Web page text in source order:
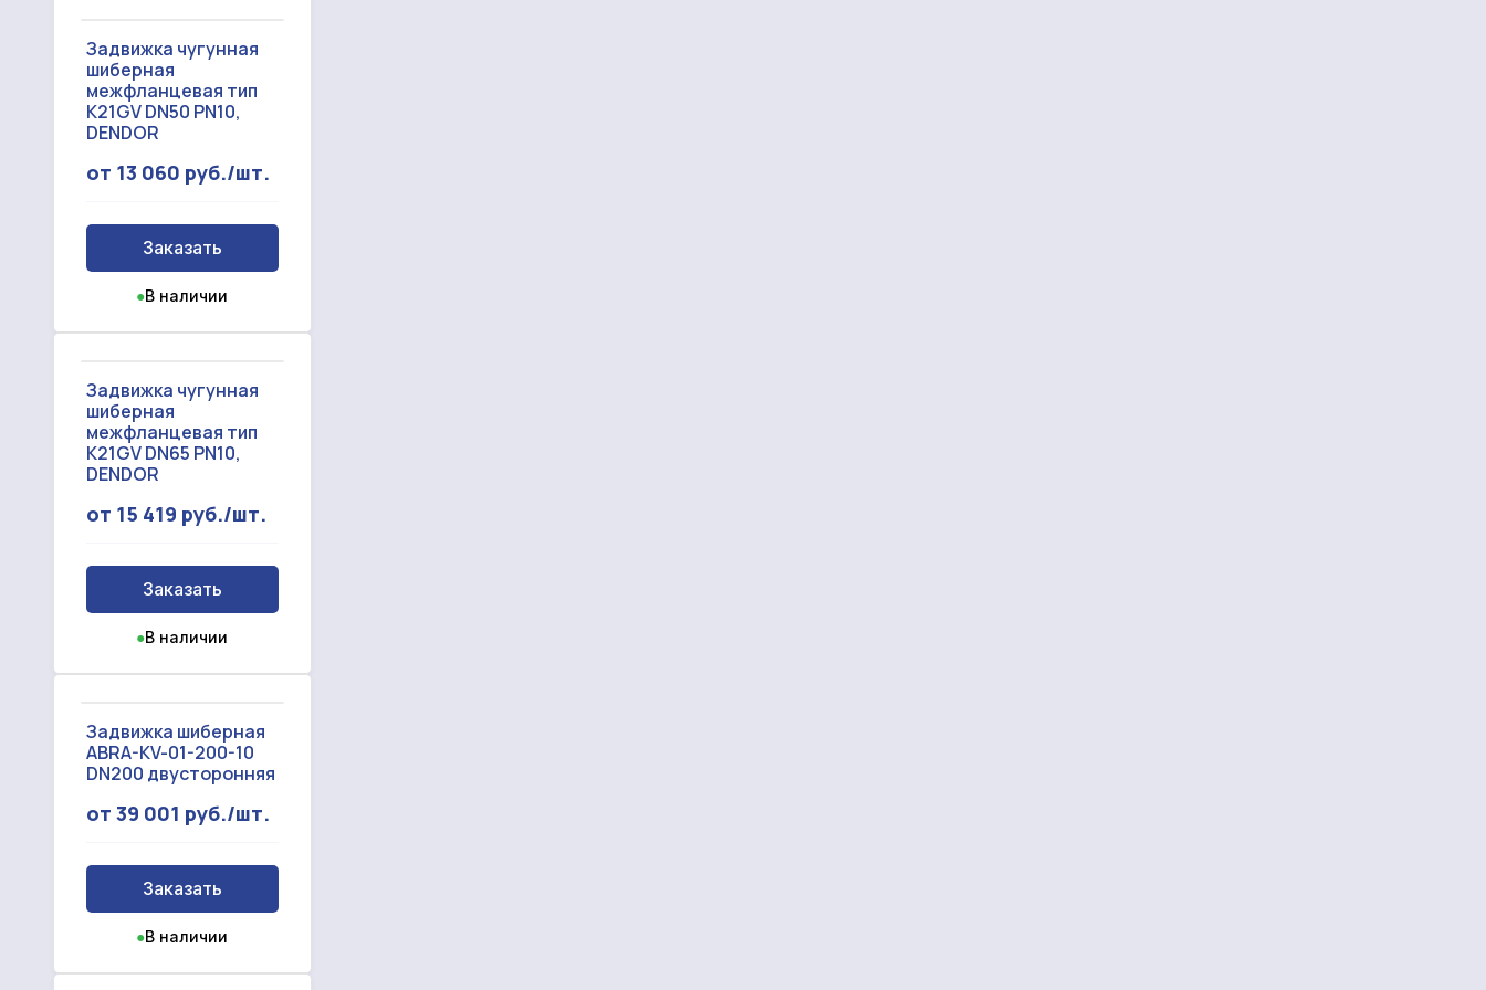
Задвижка чугунная
шиберная
межфланцевая тип
K21GV DN50 PN10,
DENDOR
от 13 060 руб./шт.
Заказать
●В наличии
Задвижка чугунная
шиберная
межфланцевая тип
K21GV DN65 PN10,
DENDOR
от 15 419 руб./шт.
Заказать
●В наличии
Задвижка шиберная
ABRA-KV-01-200-10
DN200 двусторонняя
от 39 001 руб./шт.
Заказать
●В наличии